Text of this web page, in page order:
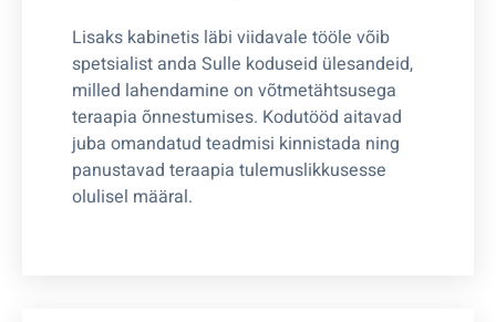
Lisaks kabinetis läbi viidavale tööle võib
spetsialist anda Sulle koduseid ülesandeid,
milled lahendamine on võtmetähtsusega
teraapia õnnestumises. Kodutööd aitavad
juba omandatud teadmisi kinnistada ning
panustavad teraapia tulemuslikkusesse
olulisel määral.